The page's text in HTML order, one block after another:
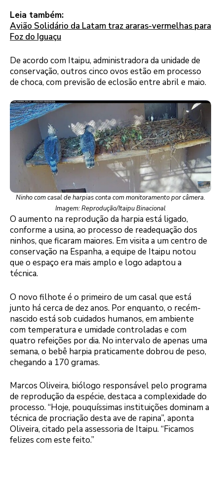
Leia também:
Avião Solidário da Latam traz araras-vermelhas para
Foz do Iguaçu
De acordo com Itaipu, administradora da unidade de
conservação, outros cinco ovos estão em processo
de choca, com previsão de eclosão entre abril e maio.
Ninho com casal de harpias conta com monitoramento por câmera.
Imagem: Reprodução/Itaipu Binacional
O aumento na reprodução da harpia está ligado,
conforme a usina, ao processo de readequação dos
ninhos, que ficaram maiores. Em visita a um centro de
conservação na Espanha, a equipe de Itaipu notou
que o espaço era mais amplo e logo adaptou a
técnica.
O novo filhote é o primeiro de um casal que está
junto há cerca de dez anos. Por enquanto, o recém-
nascido está sob cuidados humanos, em ambiente
com temperatura e umidade controladas e com
quatro refeições por dia. No intervalo de apenas uma
semana, o bebê harpia praticamente dobrou de peso,
chegando a 170 gramas.
Marcos Oliveira, biólogo responsável pelo programa
de reprodução da espécie, destaca a complexidade do
processo. “Hoje, pouquíssimas instituições dominam a
técnica de procriação desta ave de rapina”, aponta
Oliveira, citado pela assessoria de Itaipu. “Ficamos
felizes com este feito.”